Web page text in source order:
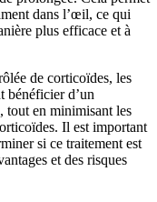
dans l’œil, ce qui
plus efficace et à
de corticoïdes, les
bénéficier d’un
tout en minimisant les
Il est important
si ce traitement est
et des risques